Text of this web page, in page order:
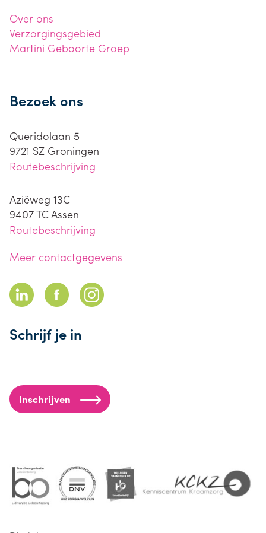
Over ons
Verzorgingsgebied
Martini Geboorte Groep
Bezoek ons
Queridolaan 5
9721 SZ Groningen
Routebeschrijving
Aziëweg 13C
9407 TC Assen
Routebeschrijving
Meer contactgegevens
Schrijf je in
Inschrijven